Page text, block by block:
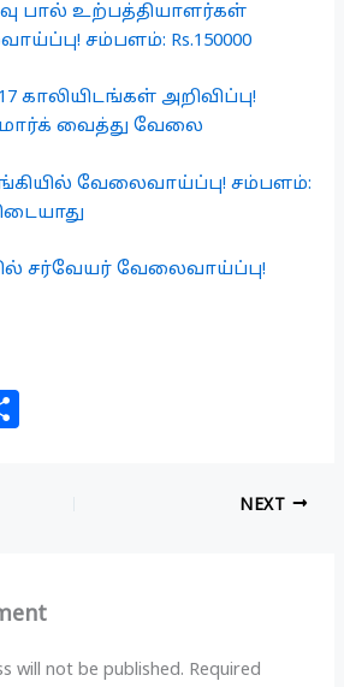
பால் உற்பத்தியாளர்கள்
சம்பளம்: Rs.150000
காலியிடங்கள் அறிவிப்பு!
மார்க் வைத்து வேலை
வேலைவாய்ப்பு! சம்பளம்:
சர்வேயர் வேலைவாய்ப்பு!
NEXT
will not be published. Required